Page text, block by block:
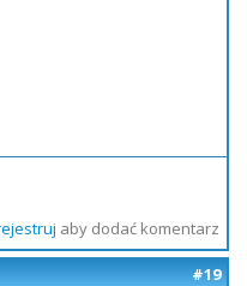
aby dodać komentarz
#19